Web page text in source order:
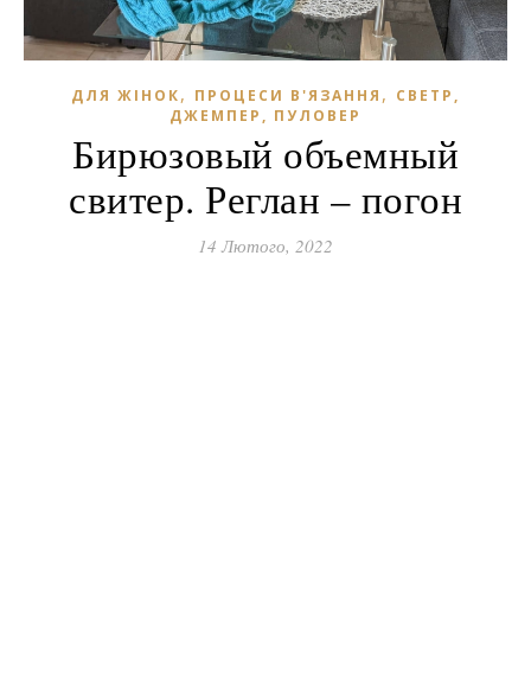
ДЛЯ ЖІНОК, ПРОЦЕСИ В'ЯЗАННЯ , СВЕТР,
ДЖЕМПЕР, ПУЛОВЕР
Бирюзовый объемный
свитер. Реглан – погон
14 Лютого, 2022